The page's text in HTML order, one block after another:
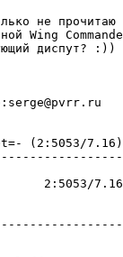
не
Wing
диспут? :))
(2:5053/7.16)
2:5053/7.16